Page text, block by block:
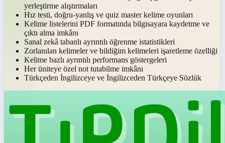
yerleştirme alıştırmaları
Hız testi, doğru-yanlış ve quiz master kelime oyunları
Kelime listelerini PDF formatında bilgisayara kaydetme ve
çıktı alma imkânı
Sanal zekâ tabanlı ayrıntılı öğrenme istatistikleri
Zorlanılan kelimeler ve bildiğim kelimeleri işaretleme özelliği
Kelime bazlı ayrıntılı performans göstergeleri
Her üniteye özel not tutabilme imkânı
Türkçeden İngilizceye ve İngilizceden Türkçeye Sözlük